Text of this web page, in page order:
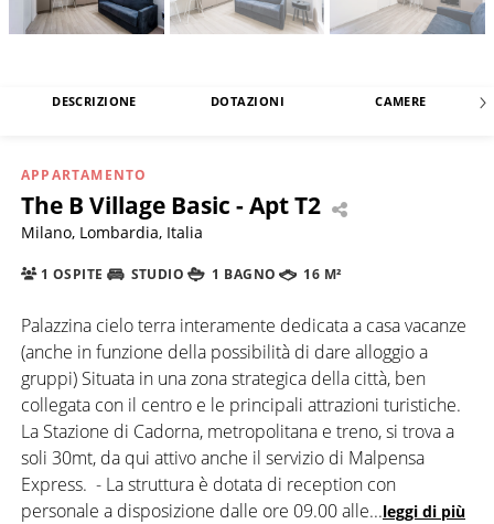
DESCRIZIONE DOTAZIONI CAMERE
APPARTAMENTO
The B Village Basic - Apt T2
Milano, Lombardia, Italia
1 OSPITE STUDIO 1 BAGNO 16 M²
Palazzina cielo terra interamente dedicata a casa vacanze
(anche in funzione della possibilità di dare alloggio a
gruppi) Situata in una zona strategica della città, ben
collegata con il centro e le principali attrazioni turistiche.
La Stazione di Cadorna, metropolitana e treno, si trova a
soli 30mt, da qui attivo anche il servizio di Malpensa
Express. - La struttura è dotata di reception con
personale a disposizione dalle ore 09.00 alle...leggi di più